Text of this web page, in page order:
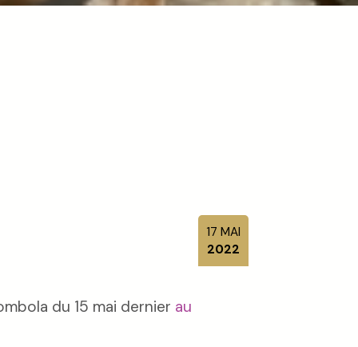
17 MAI
2022
du 15 mai dernier au